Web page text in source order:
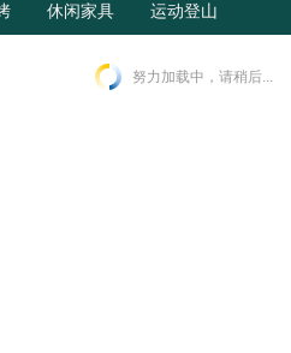
休闲家具 运动登山
努力加载中，请稍后...